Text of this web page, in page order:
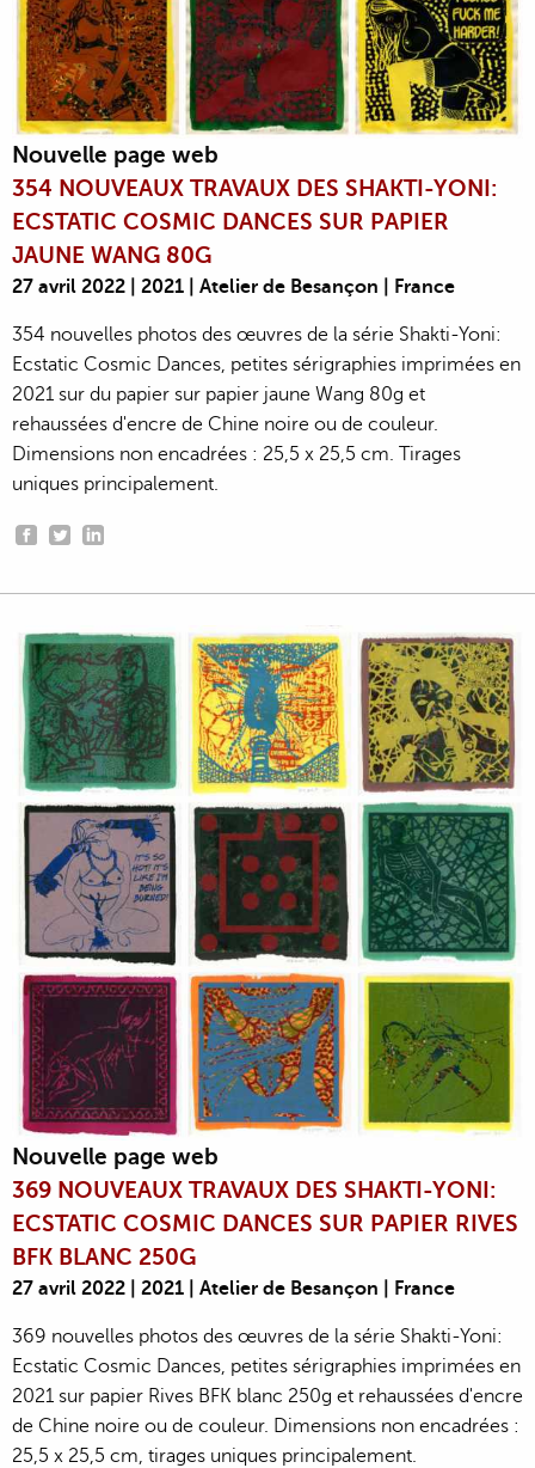
Nouvelle page web
354 NOUVEAUX TRAVAUX DES SHAKTI-YONI:
ECSTATIC COSMIC DANCES SUR PAPIER
JAUNE WANG 80G
27 avril 2022 | 2021 | Atelier de Besançon | France
354 nouvelles photos des œuvres de la série Shakti-Yoni:
Ecstatic Cosmic Dances, petites sérigraphies imprimées en
2021 sur du papier sur papier jaune Wang 80g et
rehaussées d'encre de Chine noire ou de couleur.
Dimensions non encadrées : 25,5 x 25,5 cm. Tirages
uniques principalement.
Nouvelle page web
369 NOUVEAUX TRAVAUX DES SHAKTI-YONI:
ECSTATIC COSMIC DANCES SUR PAPIER RIVES
BFK BLANC 250G
27 avril 2022 | 2021 | Atelier de Besançon | France
369 nouvelles photos des œuvres de la série Shakti-Yoni:
Ecstatic Cosmic Dances, petites sérigraphies imprimées en
2021 sur papier Rives BFK blanc 250g et rehaussées d'encre
de Chine noire ou de couleur. Dimensions non encadrées :
25,5 x 25,5 cm, tirages uniques principalement.